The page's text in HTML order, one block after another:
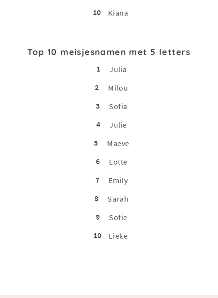
10
Kiana
Top 10 meisjesnamen met 5 letters
1
Julia
2
Milou
3
Sofia
4
Julie
5
Maeve
6
Lotte
7
Emily
8
Sarah
9
Sofie
10
Lieke